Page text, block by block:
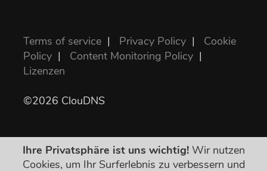
Terms of service | Privacy Policy | Cookie
Policy | Content Monitoring Policy |
Lizenzen
©2026 ClouDNS
Ihre Privatsphäre ist uns wichtig!Wir nutzen
Cookies, um Ihr Surferlebnis zu verbessern und